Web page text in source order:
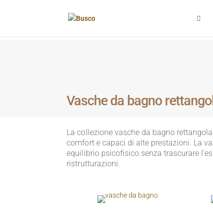

Vasche da bagno
La collezione vasche da bagno
comfort e capaci di alte prestazioni. La
equilibrio psicofisico senza trascurare
ristrutturazioni.